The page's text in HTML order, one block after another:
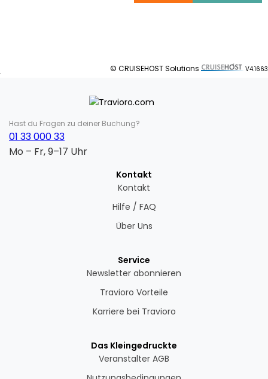
© CRUISEHOST Solutions V4.1663
Hast du Fragen zu deiner Buchung?
01 33 000 33
Mo – Fr, 9–17 Uhr
Kontakt
Kontakt
Hilfe / FAQ
Über Uns
Service
Newsletter abonnieren
Travioro Vorteile
Karriere bei Travioro
Das Kleingedruckte
Veranstalter AGB